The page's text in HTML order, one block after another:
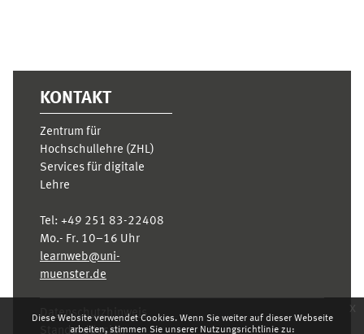
Diese Website verwendet Cookies. Wenn Sie weiter auf dieser Webseite
arbeiten, stimmen Sie unserer Nutzungsrichtlinie zu:
x
KONTAKT
Zentrum für
Hochschullehre (ZHL)
Services für digitale
Lehre
Tel: +49 251 83-22408
Mo.- Fr. 10–16 Uhr
learnweb@uni-
muenster.de
Datenschutzhinweis
Standarddesign